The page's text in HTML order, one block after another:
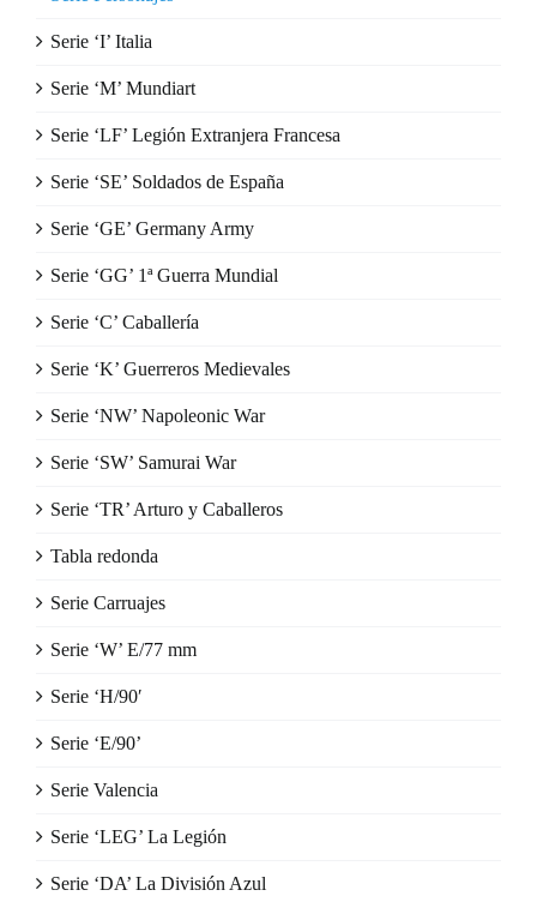
Serie ‘I’ Italia
Serie ‘M’ Mundiart
Serie ‘LF’ Legión Extranjera Francesa
Serie ‘SE’ Soldados de España
Serie ‘GE’ Germany Army
Serie ‘GG’ 1ª Guerra Mundial
Serie ‘C’ Caballería
Serie ‘K’ Guerreros Medievales
Serie ‘NW’ Napoleonic War
Serie ‘SW’ Samurai War
Serie ‘TR’ Arturo y Caballeros
Tabla redonda
Serie Carruajes
Serie ‘W’ E/77 mm
Serie ‘H/90′
Serie ‘E/90’
Serie Valencia
Serie ‘LEG’ La Legión
Serie ‘DA’ La División Azul